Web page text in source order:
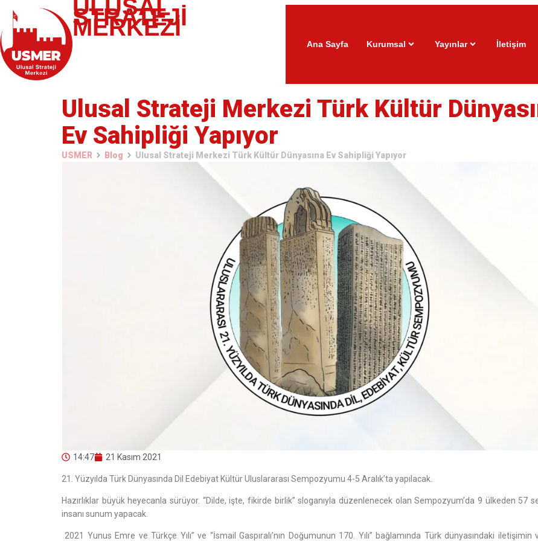
ULUSAL
STRATEJİ
MERKEZİ
Ana Sayfa Kurumsal Yayınlar İletişim
Ulusal Strateji Merkezi Türk Kültür
Ev Sahipliği Yapıyor
USMER Blog Ulusal Strateji Merkezi Türk Kültür Dünyasına Ev Sahipliği Yapıyor
14:47 21 Kasım 2021
21. Yüzyılda Türk Dünyasında Dil Edebiyat Kültür Uluslararası Sempozyumu 4-5 Aralık’ta yapılacak.
Hazırlıklar büyük heyecanla sürüyor. “Dilde, işte, fikirde birlik” sloganıyla düzenlenecek olan Sempozyum’da 9 ülkeden 57
insanı sunum yapacak.
2021 Yunus Emre ve Türkçe Yılı” ve “İsmail Gaspıralı’nın Doğumunun 170. Yılı” bağlamında Türk dünyasındaki iletişimin